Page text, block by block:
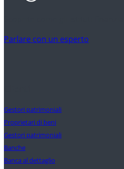
Scoprite come gli istituti
Parlare con un esperto
Gestori patrimoniali
Proprietari di beni
Gestori patrimoniali
Banche
Banca al dettaglio